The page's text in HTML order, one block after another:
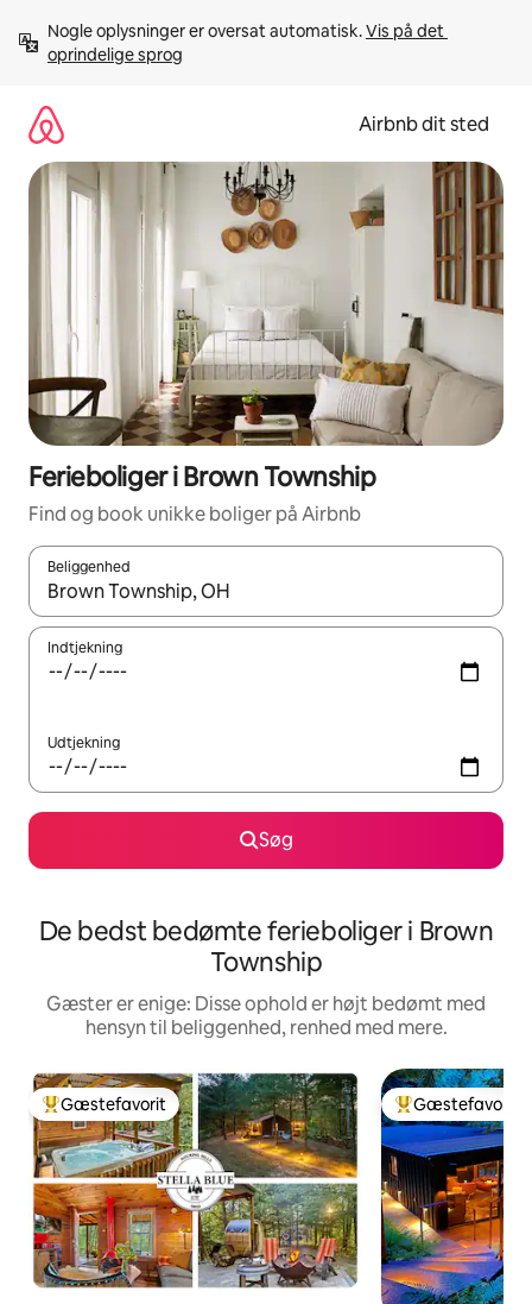
videre
Nogle oplysninger er oversat automatisk. Vis på det
oprindelige sprog
Airbnb dit sted
Ferieboliger i Brown Township
Find og book unikke boliger på Airbnb
Beliggenhed
Når resultaterne er tilgængelige, skal du navigere med
Indtjekning
Udtjekning
Søg
De bedst bedømte ferieboliger i Brown
Township
Gæster er enige: Disse ophold er højt bedømt med
hensyn til beliggenhed, renhed med mere.
Bedste gæstefavorit
Gæstefavorit Bedste
Gæstefavorit